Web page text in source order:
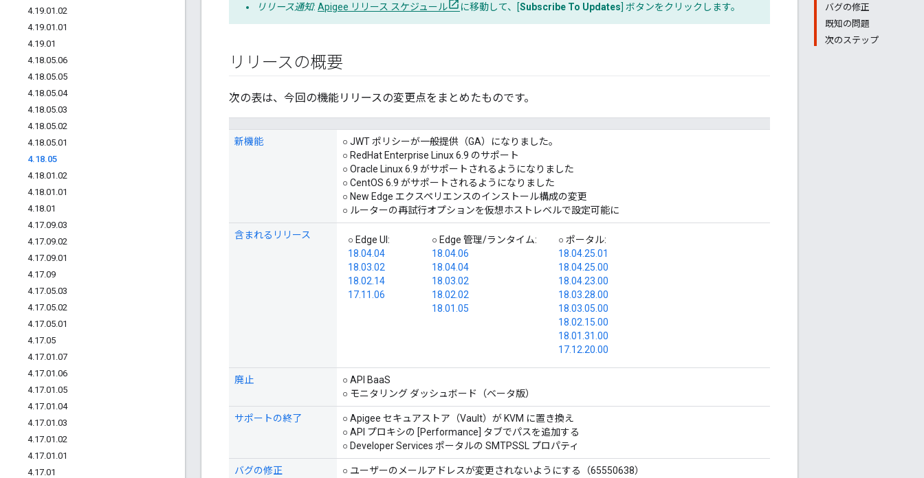
4.19.01 .02
4.19.01 .01
4.19.01
4.18.05.06
4.18.05.05
4.18.05.04
4.18.05.03
4.18.05.02
4.18.05.01
4.18.05
4.18.01 .02
4.18.01 .01
4.18.01
4.17.09.03
4.17.09.02
4.17.09.01
4.17.09
4.17.05.03
4.17.05.02
4.17.05.01
4.17.05
4.17.01 .07
4.17.01 .06
4.17.01 .05
4.17.01 .04
4.17.01 .03
4.17.01 .02
4.17.01 .01
4.17.01
バグの修正
既知の問題
次のステップ
リリース通知: Apigee リリース スケジュール に移動して、[Subscribe To Updates] ボタンをクリックします。
リリースの概要
次の表は、今回の機能リリースの変更点をまとめたものです。
新機能
○ JWT ポリシーが一般提供（GA）になりました。
○ RedHat Enterprise Linux 6.9 のサポート
○ Oracle Linux 6.9 がサポートされるようになりました
○ CentOS 6.9 がサポートされるようになりました
○ New Edge エクスペリエンスのインストール構成の変更
○ ルーターの再試行オプションを仮想ホストレベルで設定可能に
含まれるリリース
○ Edge UI:
18.04.04
18.03.02
18.02.14
17.11.06
○ Edge 管理/ランタイム:
18.04.06
18.04.04
18.03.02
18.02.02
18.01.05
○ ポータル:
18.04.25.01
18.04.25.00
18.04.23.00
18.03.28.00
18.03.05.00
18.02.15.00
18.01.31.00
17.12.20.00
廃止
○ API BaaS
○ モニタリング ダッシュボード（ベータ版）
サポートの終了
○ Apigee セキュアストア（Vault）が KVM に置き換え
○ API プロキシの [Performance] タブでパスを追加する
○ Developer Services ポータルの SMTPSSL プロパティ
バグの修正
○ ユーザーのメールアドレスが変更されないようにする（65550638）